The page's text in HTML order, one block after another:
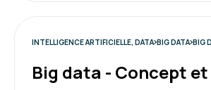
INTELLIGENCE ARTIFICIELLE, DATA BIG DATA BIG
Big data - Concept